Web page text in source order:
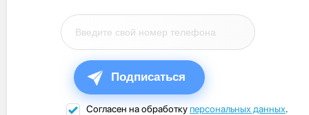
Подписаться
Согласен на обработкуперсональных данных.